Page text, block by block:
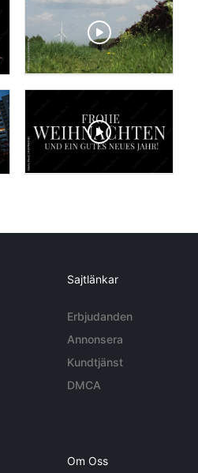
Sajtlänkar
Erbjudanden
Annonsera
Kundtjänst
DMCA
Om Oss